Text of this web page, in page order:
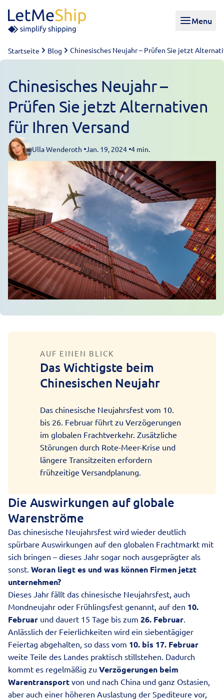
Menu
Startseite Blog Chinesisches Neujahr – Prüfen Sie jetzt
Chinesisches Neujahr –
Prüfen Sie jetzt Alternativen
für Ihren Versand
Posted by
Ulla Wenderoth Jan. 19, 2024 4 min.
AUF EINEN BLICK
Das Wichtigste beim
Chinesischen Neujahr
Das chinesische Neujahrsfest vom 10.
bis 26. Februar führt zu Verzögerungen
im globalen Frachtverkehr. Zusätzliche
Störungen durch Rote-Meer-Krise und
längere Transitzeiten erfordern
frühzeitige Versandplanung.
Die Auswirkungen auf globale
Warenströme
Das chinesische Neujahrsfest wird wieder deutlich
spürbare Auswirkungen auf den globalen Frachtmarkt mit
sich bringen – dieses Jahr sogar noch ausgeprägter als
sonst. Woran liegt es und was können Firmen jetzt
unternehmen?
Dieses Jahr fällt das chinesische Neujahrsfest, auch
Mondneujahr oder Frühlingsfest genannt, auf den 10.
Februar und dauert 15 Tage bis zum 26. Februar.
Anlässlich der Feierlichkeiten wird ein siebentägiger
Feiertag abgehalten, so dass vom 10. bis 17. Februar
weite Teile des Landes praktisch stillstehen. Dadurch
kommt es regelmäßig zu Verzögerungen beim
Warentransport von und nach China und ganz Ostasien,
aber auch einer höheren Auslastung der Spediteure vor,